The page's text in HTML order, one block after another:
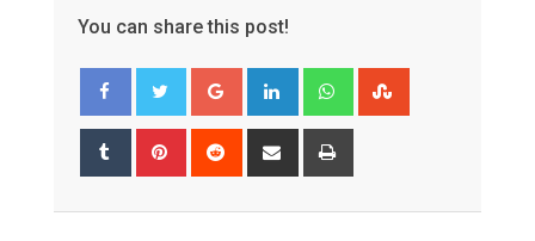
You can share this post!
Google+ LinkedIn Whatsapp
Tumblr Pinterest Reddit
Share